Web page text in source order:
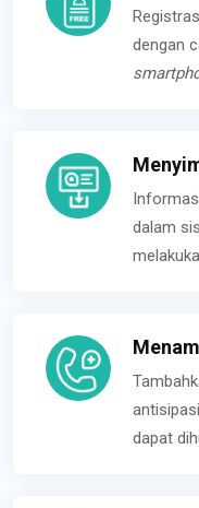
dengan
dalam
dapat